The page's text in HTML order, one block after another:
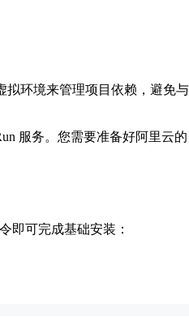
拟环境来管理项目依赖，避免
服务。您需要准备好阿里云的
即可完成基础安装：